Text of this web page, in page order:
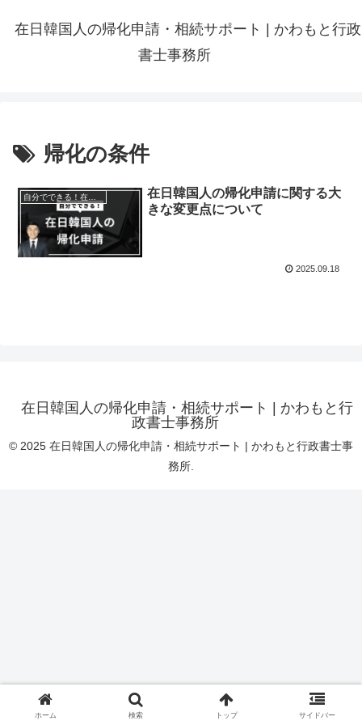
在日韓国人の帰化申請・相続サポート | かわもと行政
書士事務所
帰化の条件
自分でできる！在日韓国人の帰化申請
在日韓国人の帰化申請に関する大
きな変更点について
2025.09.18
在日韓国人の帰化申請・相続サポート | かわもと行
政書士事務所
© 2025 在日韓国人の帰化申請・相続サポート | かわもと行政書士事
務所.
ホーム 検索 トップ サイドバー